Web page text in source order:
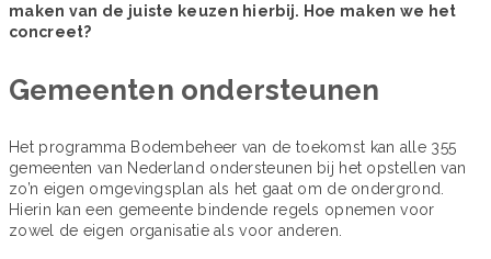
maken van de juiste keuzen hierbij. Hoe maken we het
concreet?
Gemeenten ondersteunen
Het programma Bodembeheer van de toekomst kan alle 355
gemeenten van Nederland ondersteunen bij het opstellen van
zo’n eigen omgevingsplan als het gaat om de ondergrond.
Hierin kan een gemeente bindende regels opnemen voor
zowel de eigen organisatie als voor anderen.